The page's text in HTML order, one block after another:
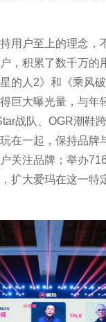
用户至上的理念，
，积累了数千万的
的人2》和《乘风
巨大曝光量，与年
战队、OGR潮鞋
在一起，保持品牌
关注品牌；举办
扩大爱玛在这一特